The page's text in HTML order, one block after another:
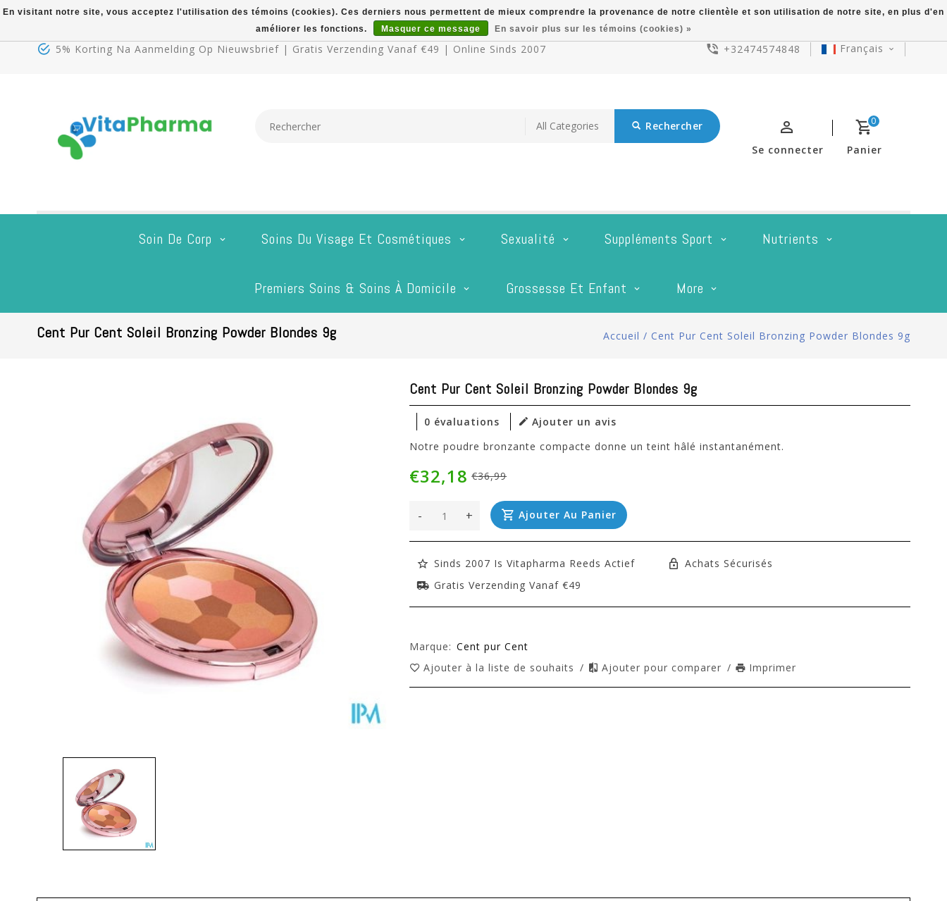
5% Korting Na Aanmelding Op Nieuwsbrief | Gratis Verzending Vanaf €49 | Online Sinds 2007 +32474574848 Français
Rechercher 0
Panier
Se connecter
Soin De Corp Soins Du Visage Et Cosmétiques Sexualité Suppléments Sport Nutrients
Premiers Soins & Soins À Domicile Grossesse Et Enfant More
Cent Pur Cent Soleil Bronzing Powder Blondes 9g Accueil / Cent Pur Cent Soleil Bronzing Powder Blondes 9g
Cent Pur Cent Soleil Bronzing Powder Blondes 9g
0 évaluations
Ajouter un avis
Notre poudre bronzante compacte donne un teint hâlé instantanément.
€36,99
€32,18
+
- Ajouter Au Panier
Sinds 2007 Is Vitapharma Reeds Actief
Achats Sécurisés
Gratis Verzending Vanaf €49
Marque: Cent pur Cent
Ajouter à la liste de souhaits / Ajouter pour comparer / Imprimer
En visitant notre site, vous acceptez l'utilisation des témoins (cookies). Ces derniers nous permettent de mieux comprendre la provenance de notre clientèle et son utilisation de notre site, en plus d'en
améliorer les fonctions.
Masquer ce message En savoir plus sur les témoins (cookies) »